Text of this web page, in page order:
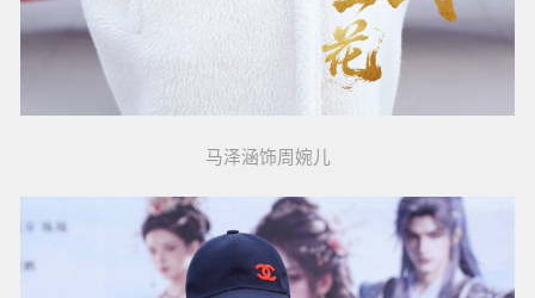
马泽涵饰周婉儿